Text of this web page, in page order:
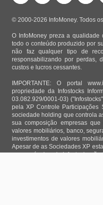
© 2000-2026 InfoMoney. Todos
O InfoMoney preza a
todo o conteúdo produzido por
não faz qualquer tipo de
responsabilizando por perdas,
custos e lucros cessantes.
IMPORTANTE: O portal
propriedade da Infostocks
03.082.929/0001-03)
pela XP Controle Participações
sociedade holding que controla
sua composição empresas
valores mobiliários, banco,
investimentos de valores
Apesar de as Sociedades XP
responsáveis pela Infostocks são